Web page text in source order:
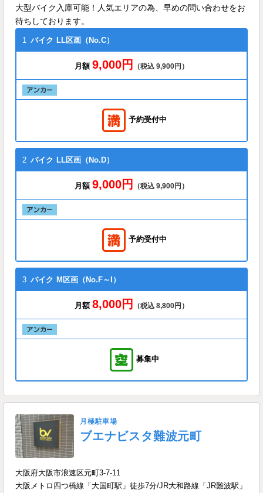
大型バイク入庫可能！人気エリアの為、早めの問い合わせをお
待ちしております。
1 バイク LL区画（No.C）
月額 9,000円 （税込 9,900円）
予約受付中
2 バイク LL区画（No.D）
月額 9,000円 （税込 9,900円）
予約受付中
3 バイク M区画（No.F～I）
月額 8,000円 （税込 8,800円）
募集中
月極駐車場
ブエナビスタ難波元町
大阪府大阪市浪速区元町3-7-11
大阪メトロ四つ橋線「大国町駅」徒歩7分/JR大和路線「JR難波駅」